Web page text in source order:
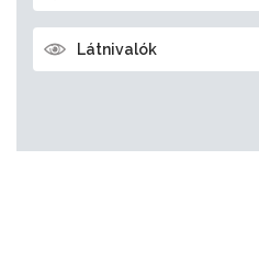
Látnivalók